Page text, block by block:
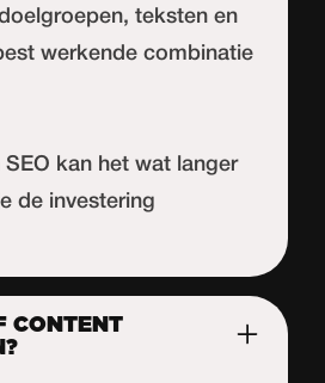
teksten en
werkende combinatie
SEO kan het wat langer
de investering
CONTENT